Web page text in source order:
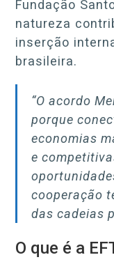
Fundação
natureza
inserção
brasileira.
“O acordo
porque
economias
e
cooperação
das cadeias
O que é a